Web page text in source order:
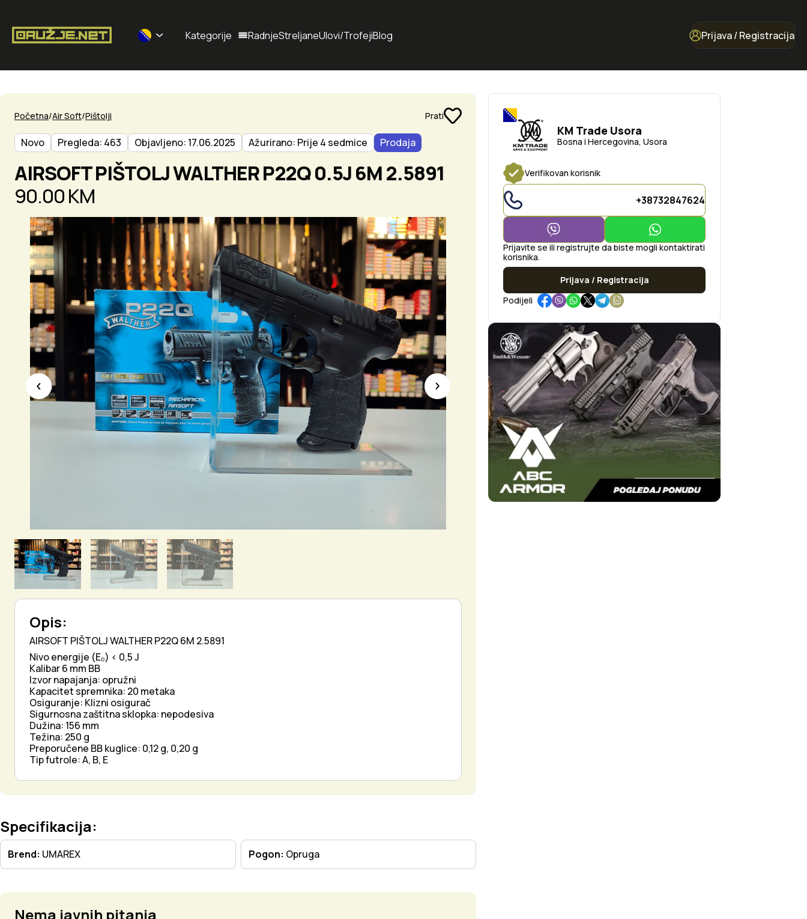
Selected currency: BAM
Kategorije RadnjeStreljaneUlovi/TrofejiBlog Prijava / Registracija
Početna Air Soft Pištolji Prati
Novo Pregleda: 463 Objavljeno: 17.06.2025 Ažurirano: Prije 4 sedmice Prodaja
AIRSOFT PIŠTOLJ WALTHER P22Q 0.5J 6M 2.5891
90.00 KM
Opis:
AIRSOFT PIŠTOLJ WALTHER P22Q 6M 2.5891
Nivo energije (E₀) < 0,5 J
Kalibar 6 mm BB
Izvor napajanja: opružni
Kapacitet spremnika: 20 metaka
Osiguranje: Klizni osigurač
Sigurnosna zaštitna sklopka: nepodesiva
Dužina: 156 mm
Težina: 250 g
Preporučene BB kuglice: 0,12 g, 0,20 g
Tip futrole: A, B, E
KM Trade Usora
Bosna i Hercegovina, Usora
Verifikovan korisnik
+38732847624
Prijavite se ili registrujte da biste mogli kontaktirati
korisnika.
Prijava / Registracija
Podijeli
Specifikacija:
Brend: UMAREX Pogon: Opruga
Nema javnih pitanja